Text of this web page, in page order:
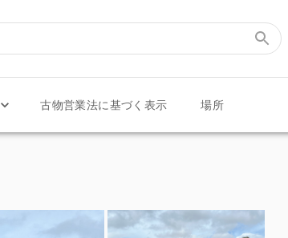
古物営業法に基づく表示 場所